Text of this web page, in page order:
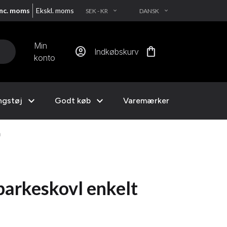
moms Ekskl. moms SEK - KR EXPAND_MORE DANSK EXPAND_MORE
Min
konto
account_circle Indkøbskurv shopping_bag
expand_more Godt køb expand_more Varemærker
enkelt